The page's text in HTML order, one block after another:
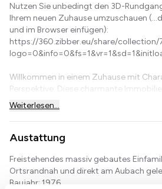
Nutzen Sie unbedingt den 3D-
Ihrem neuen Zuhause umzuschauen
und im Browser einfügen):
https://360.zibber.eu/share/collection/
Willkommen in einem Zuhause mit
Perspektive: Diese charmante Immobilie
Weiterlesen...
Austattung
Freistehendes massiv gebautes
Ortsrandnah und direkt am Aubach
Baujahr: 1976